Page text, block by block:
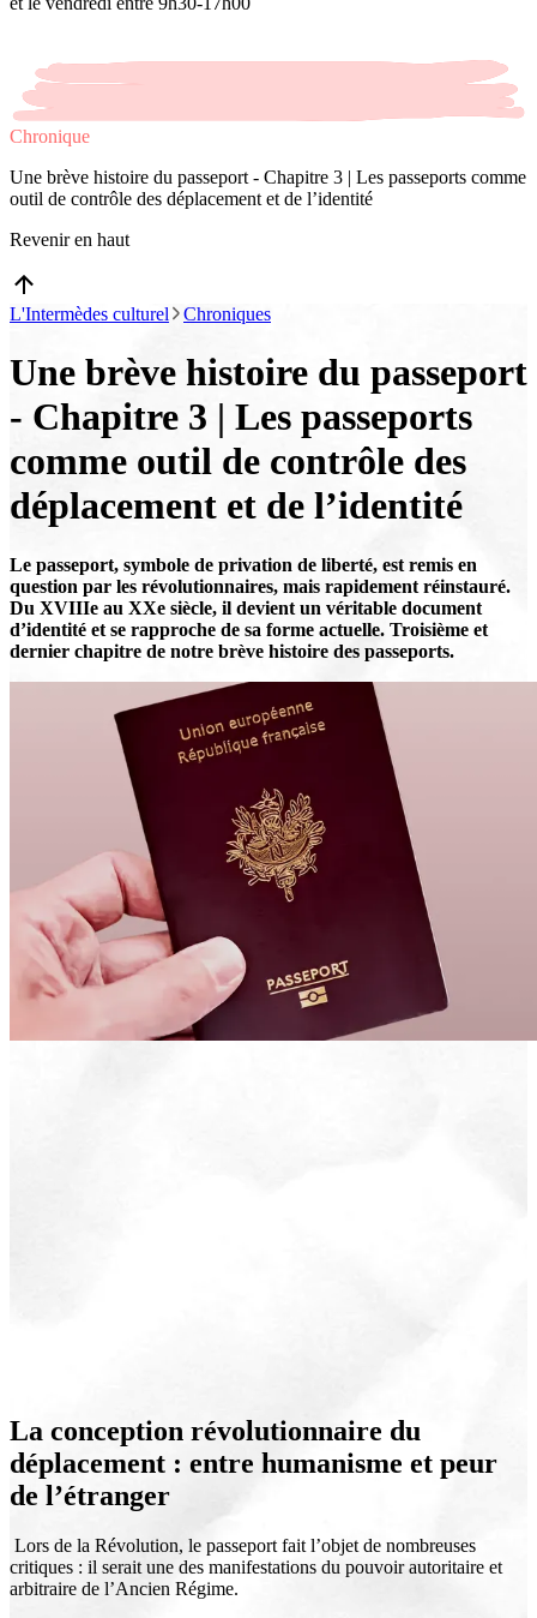
Chronique
Une brève histoire du passeport - Chapitre 3 | Les passeports comme
outil de contrôle des déplacement et de l’identité
Revenir en haut
L'Intermèdes culturel Chroniques
Une brève histoire du passeport
- Chapitre 3 | Les passeports
comme outil de contrôle des
déplacement et de l’identité
Le passeport, symbole de privation de liberté, est remis en
question par les révolutionnaires, mais rapidement réinstauré.
Du XVIIIe au XXe siècle, il devient un véritable document
d’identité et se rapproche de sa forme actuelle. Troisième et
dernier chapitre de notre brève histoire des passeports.
La conception révolutionnaire du
déplacement : entre humanisme et peur
de l’étranger
Lors de la Révolution, le passeport fait l’objet de nombreuses
critiques : il serait une des manifestations du pouvoir autoritaire et
arbitraire de l’Ancien Régime.